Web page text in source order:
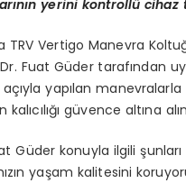
yerini kontrollü
TRV Vertigo Manevra
Fuat Güder tarafından
yapılan
güvence altına
Güder konuyla ilgili
yaşam kalitesini